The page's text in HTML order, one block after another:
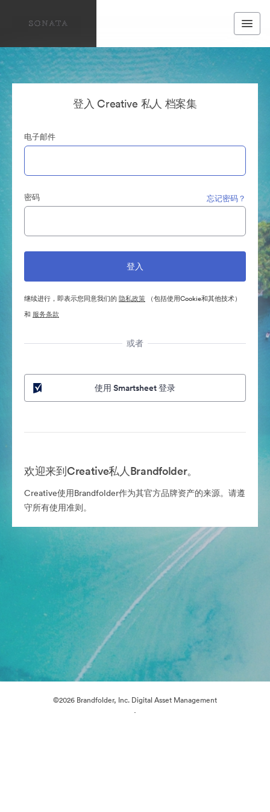
登入 Creative 私人 档案集
电子邮件
密码 忘记密码？
继续进行，即表示您同意我们的 隐私政策 （包括使用Cookie和其他技术）
和 服务条款
或者
使用 Smartsheet 登录
欢迎来到Creative私人Brandfolder。
Creative使用Brandfolder作为其官方品牌资产的来源。请遵
守所有使用准则。
©2026 Brandfolder, Inc. Digital Asset Management
·